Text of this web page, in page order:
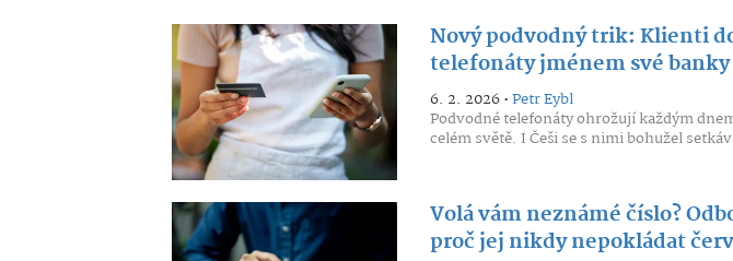
Nový podvodný trik: Klienti
telefonáty jménem své banky
6. 2. 2026 •Petr Eybl
Podvodné telefonáty ohrožují každým
celém světě. I Češi se s nimi bohužel
Volá vám neznámé číslo?
proč jej nikdy nepokládat